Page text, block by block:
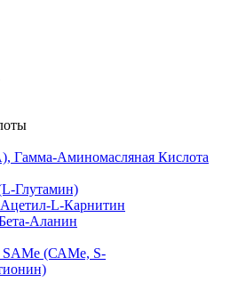
Гамма-Аминомасляная Кислота
Глутамин)
L-Карнитин
Аланин
(САМе, S-